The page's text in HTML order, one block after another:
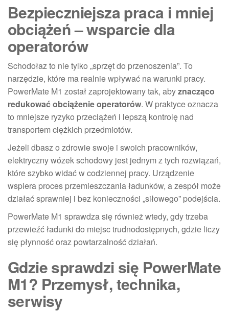
Bezpieczniejsza praca i mniej
obciążeń – wsparcie dla
operatorów
Schodołaz to nie tylko „sprzęt do przenoszenia”. To
narzędzie, które ma realnie wpływać na warunki pracy.
PowerMate M1 został zaprojektowany tak, abyznacząco
redukować obciążenie operatorów. W praktyce oznacza
to mniejsze ryzyko przeciążeń i lepszą kontrolę nad
transportem ciężkich przedmiotów.
Jeżeli dbasz o zdrowie swoje i swoich pracowników,
elektryczny wózek schodowy jest jednym z tych rozwiązań,
które szybko widać w codziennej pracy. Urządzenie
wspiera proces przemieszczania ładunków, a zespół może
działać sprawniej i bez konieczności „siłowego” podejścia.
PowerMate M1 sprawdza się również wtedy, gdy trzeba
przewieźć ładunki do miejsc trudnodostępnych, gdzie liczy
się płynność oraz powtarzalność działań.
Gdzie sprawdzi się PowerMate
M1? Przemysł, technika,
serwisy